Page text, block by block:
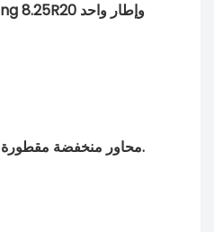
3 محاور منخفضة مقطورة السرير مع أفضل سعر للبيع ، ويستخدم بشكل أساسي لنقل جميع أنواع آلات البناء ، الأشياء الكبيرة ، معدات البناء ، مركبات السكك الحديدية أو غيرها من الكرجو.